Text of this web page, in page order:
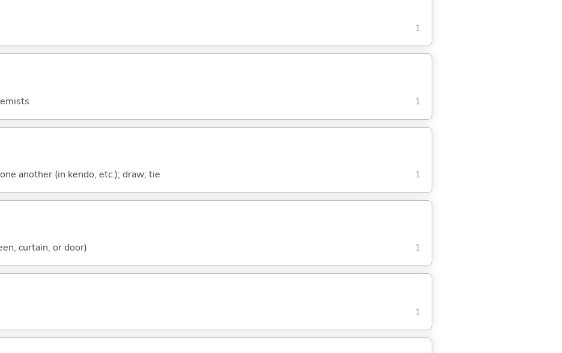
1
1
another (in kendo, etc.); draw; tie 1
curtain, or door) 1
1